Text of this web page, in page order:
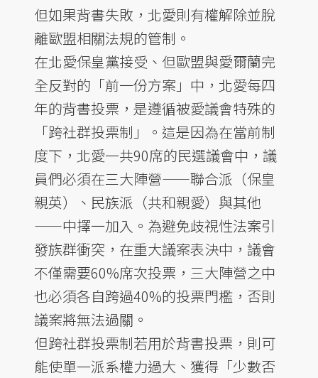
但如果背書失敗，北愛則有權解除並脫
離歐盟相關法規的管制。
在北愛保皇黨接受、但歐盟與愛爾蘭完
全反對的「前一份方案」中，北愛每四
年的背書投票，是遵循被愛議會特殊的
「跨社群投票制」。這是因為在當前制
度下，北愛一共90席的民選議會中，議
員們必須在三大陣營——聯合派（保皇
親英）、民族派（共和親愛）與其他
——中擇一加入。為避免歧視性法案引
發族群衝突，在重大議案表決中，議會
不僅需要60%席次投票，三大陣營之中
也必須各自跨過40%的投票門檻，否則
議案將無法過關。
但跨社群投票制若用於背書投票，則可
能使單一派系權力過大、獲得「少數否